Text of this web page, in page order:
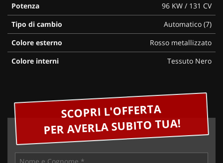
Potenza
96 KW / 131 CV
Tipo di cambio
Automatico (7)
Colore esterno
Rosso metallizzato
Colore interni
Tessuto Nero
SCOPRI L'OFFERTA
PER AVERLA SUBITO TUA!